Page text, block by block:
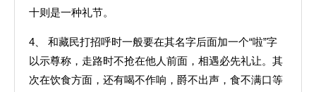
十则是一种礼节。
4、 和藏民打招呼时一般要在其名字后面加一个“啦”字
以示尊称，走路时不抢在他人前面，相遇必先礼让。其
次在饮食方面，还有喝不作响，爵不出声，食不满口等